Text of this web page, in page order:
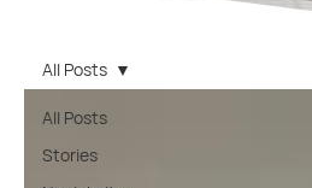
All Posts
Stories
All Posts